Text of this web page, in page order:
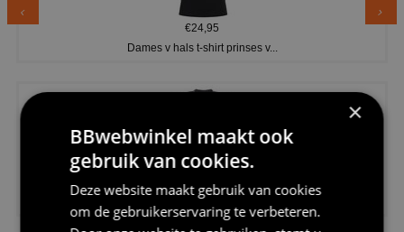
€24,95
Dames v hals t-shirt prinses v...
€24,95
Koningsdag shirt heren v-hals ...
×
BBwebwinkel maakt ook
gebruik van cookies.
Deze website maakt gebruik van cookies
om de gebruikerservaring te verbeteren.